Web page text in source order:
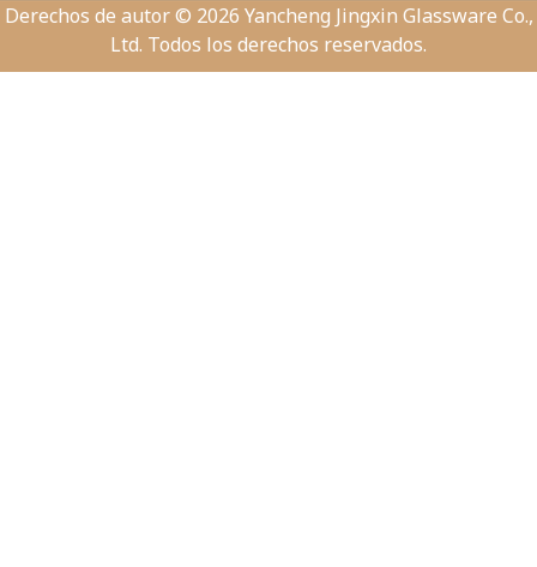
Derechos de autor © 2026 Yancheng Jingxin Glassware Co.,
Ltd. Todos los derechos reservados.